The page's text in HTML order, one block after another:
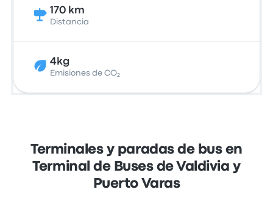
170 km
Distancia
4kg
Emisiones de CO₂
Terminales y paradas de bus en
Terminal de Buses de Valdivia y
Puerto Varas